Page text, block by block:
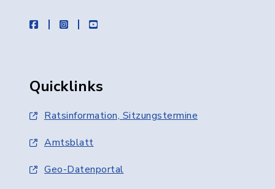
facebookinstagramyoutube
Quicklinks
Ratsinformation, Sitzungstermine
Amtsblatt
Geo-Datenportal